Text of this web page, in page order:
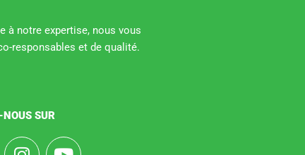
à notre expertise, nous vous
responsables et de qualité.
SUR
I
Y